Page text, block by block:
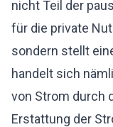
nicht Teil der
für die private
sondern stellt
handelt sich
von Strom durch
Erstattung der